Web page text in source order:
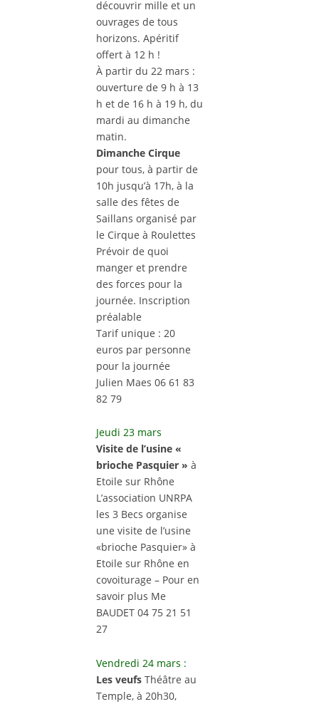
découvrir mille et un
ouvrages de tous
horizons. Apéritif
offert à 12 h !
À partir du 22 mars :
ouverture de 9 h à 13
h et de 16 h à 19 h, du
mardi au dimanche
matin.
Dimanche Cirque
pour tous, à partir de
10h jusqu’à 17h, à la
salle des fêtes de
Saillans organisé par
le Cirque à Roulettes
Prévoir de quoi
manger et prendre
des forces pour la
journée. Inscription
préalable
Tarif unique : 20
euros par personne
pour la journée
Julien Maes 06 61 83
82 79
Jeudi 23 mars
Visite de l’usine «
brioche Pasquier » à
Etoile sur Rhône
L’association UNRPA
les 3 Becs organise
une visite de l’usine
«brioche Pasquier» à
Etoile sur Rhône en
covoiturage – Pour en
savoir plus Me
BAUDET 04 75 21 51
27
Vendredi 24 mars :
Les veufsThéâtre au
Temple, à 20h30,